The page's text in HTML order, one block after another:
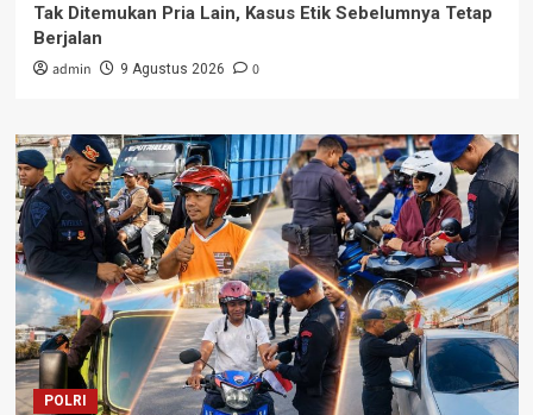
Tak Ditemukan Pria Lain, Kasus Etik Sebelumnya Tetap
Berjalan
admin 9 Agustus 2026 0
POLRI